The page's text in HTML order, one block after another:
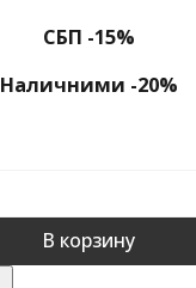
СБП -15%
Наличними -20%
В корзину